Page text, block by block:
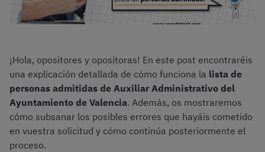
¡Hola, opositores y opositoras! En este post encontraréis
una explicación detallada de cómo funciona la lista de
personas admitidas de Auxiliar Administrativo del
Ayuntamiento de Valencia. Además, os mostraremos
cómo subsanar los posibles errores que hayáis cometido
en vuestra solicitud y cómo continúa posteriormente el
proceso.